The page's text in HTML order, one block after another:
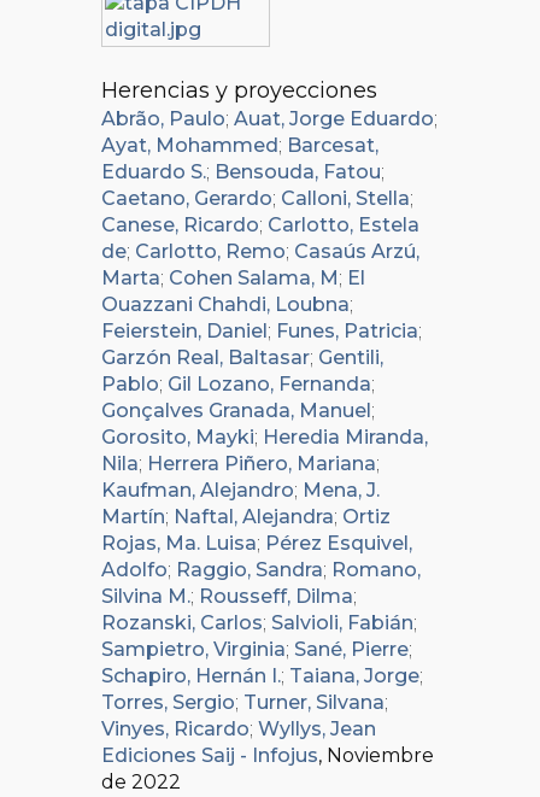
Herencias y proyecciones
Abrão, Paulo; Auat, Jorge Eduardo;
Ayat, Mohammed ; Barcesat,
Eduardo S.; Bensouda, Fatou;
Caetano, Gerardo; Calloni, Stella;
Canese, Ricardo; Carlotto, Estela
de; Carlotto, Remo; Casaús Arzú,
Marta; Cohen Salama, M ; El
Ouazzani Chahdi, Loubna;
Feierstein, Daniel ; Funes, Patricia;
Garzón Real, Baltasar; Gentili,
Pablo; Gil Lozano, Fernanda;
Gonçalves Granada, Manuel ;
Gorosito, Mayki; Heredia Miranda,
Nila; Herrera Piñero, Mariana;
Kaufman, Alejandro; Mena, J.
Martín; Naftal, Alejandra; Ortiz
Rojas, Ma. Luisa; Pérez Esquivel,
Adolfo; Raggio, Sandra; Romano,
Silvina M.; Rousseff, Dilma;
Rozanski, Carlos; Salvioli, Fabián;
Sampietro, Virginia; Sané, Pierre;
Schapiro, Hernán I.; Taiana, Jorge;
Torres, Sergio; Turner, Silvana;
Vinyes, Ricardo; Wyllys, Jean
Ediciones Saij - Infojus, Noviembre
de 2022